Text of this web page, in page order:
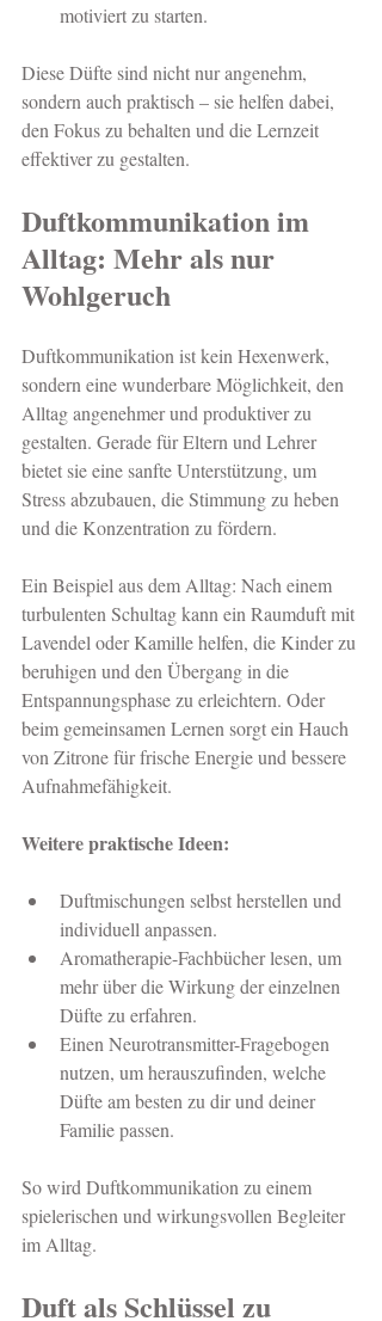
motiviert zu starten.
Diese Düfte sind nicht nur angenehm,
sondern auch praktisch – sie helfen dabei,
den Fokus zu behalten und die Lernzeit
effektiver zu gestalten.
Duftkommunikation im
Alltag: Mehr als nur
Wohlgeruch
Duftkommunikation ist kein Hexenwerk,
sondern eine wunderbare Möglichkeit, den
Alltag angenehmer und produktiver zu
gestalten. Gerade für Eltern und Lehrer
bietet sie eine sanfte Unterstützung, um
Stress abzubauen, die Stimmung zu heben
und die Konzentration zu fördern.
Ein Beispiel aus dem Alltag: Nach einem
turbulenten Schultag kann ein Raumduft mit
Lavendel oder Kamille helfen, die Kinder zu
beruhigen und den Übergang in die
Entspannungsphase zu erleichtern. Oder
beim gemeinsamen Lernen sorgt ein Hauch
von Zitrone für frische Energie und bessere
Aufnahmefähigkeit.
Weitere praktische Ideen:
Duftmischungen selbst herstellen und
individuell anpassen.
Aromatherapie-Fachbücher lesen, um
mehr über die Wirkung der einzelnen
Düfte zu erfahren.
Einen Neurotransmitter-Fragebogen
nutzen, um herauszufinden, welche
Düfte am besten zu dir und deiner
Familie passen.
So wird Duftkommunikation zu einem
spielerischen und wirkungsvollen Begleiter
im Alltag.
Duft als Schlüssel zu